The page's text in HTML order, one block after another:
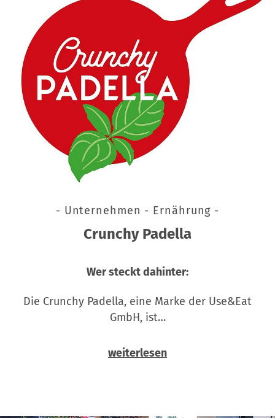
- Unternehmen - Ernährung -
Crunchy Padella
Wer steckt dahinter:
Die Crunchy Padella, eine Marke der Use&Eat
GmbH, ist…
weiterlesen